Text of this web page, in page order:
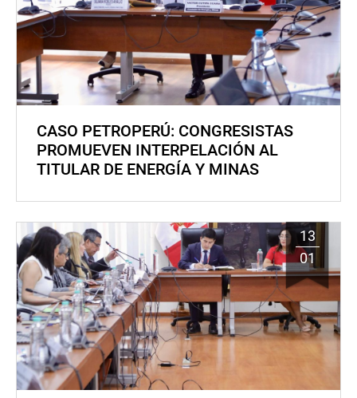
CASO PETROPERÚ: CONGRESISTAS
PROMUEVEN INTERPELACIÓN AL
TITULAR DE ENERGÍA Y MINAS
13
01